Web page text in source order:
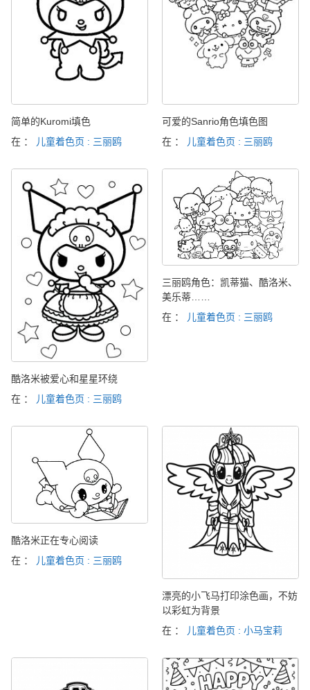
简单的Kuromi填色
在 ：
儿童着色页 : 三丽鸥
可爱的Sanrio角色填色图
在 ：
儿童着色页 : 三丽鸥
酷洛米被爱心和星星环绕
在 ：
儿童着色页 : 三丽鸥
三丽鸥角色：凯蒂猫、酷洛米、
美乐蒂……
在 ：
儿童着色页 : 三丽鸥
酷洛米正在专心阅读
在 ：
儿童着色页 : 三丽鸥
漂亮的小飞马打印涂色画，不妨
以彩虹为背景
在 ：
儿童着色页 : 小马宝莉